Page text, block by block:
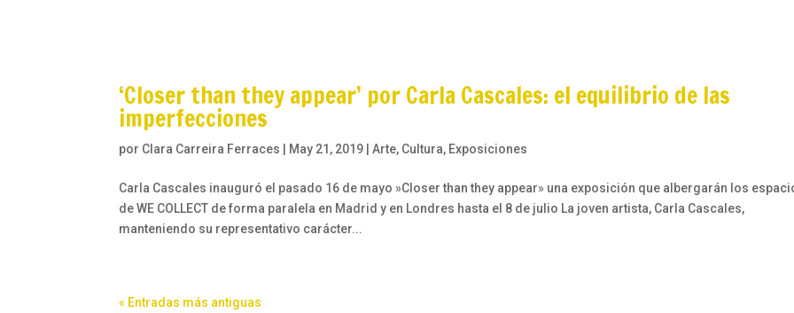
‘Closer than they appear’ por Carla Cascales: el equilibrio de las
imperfecciones
por Clara Carreira Ferraces May 21, 2019 |Arte, Cultura, Exposiciones
Carla Cascales inauguró el pasado 16 de mayo »Closer than they appear» una exposición que albergarán los
de WE COLLECT de forma paralela en Madrid y en Londres hasta el 8 de julio La joven artista, Carla Cascales,
manteniendo su representativo carácter...
« Entradas más antiguas